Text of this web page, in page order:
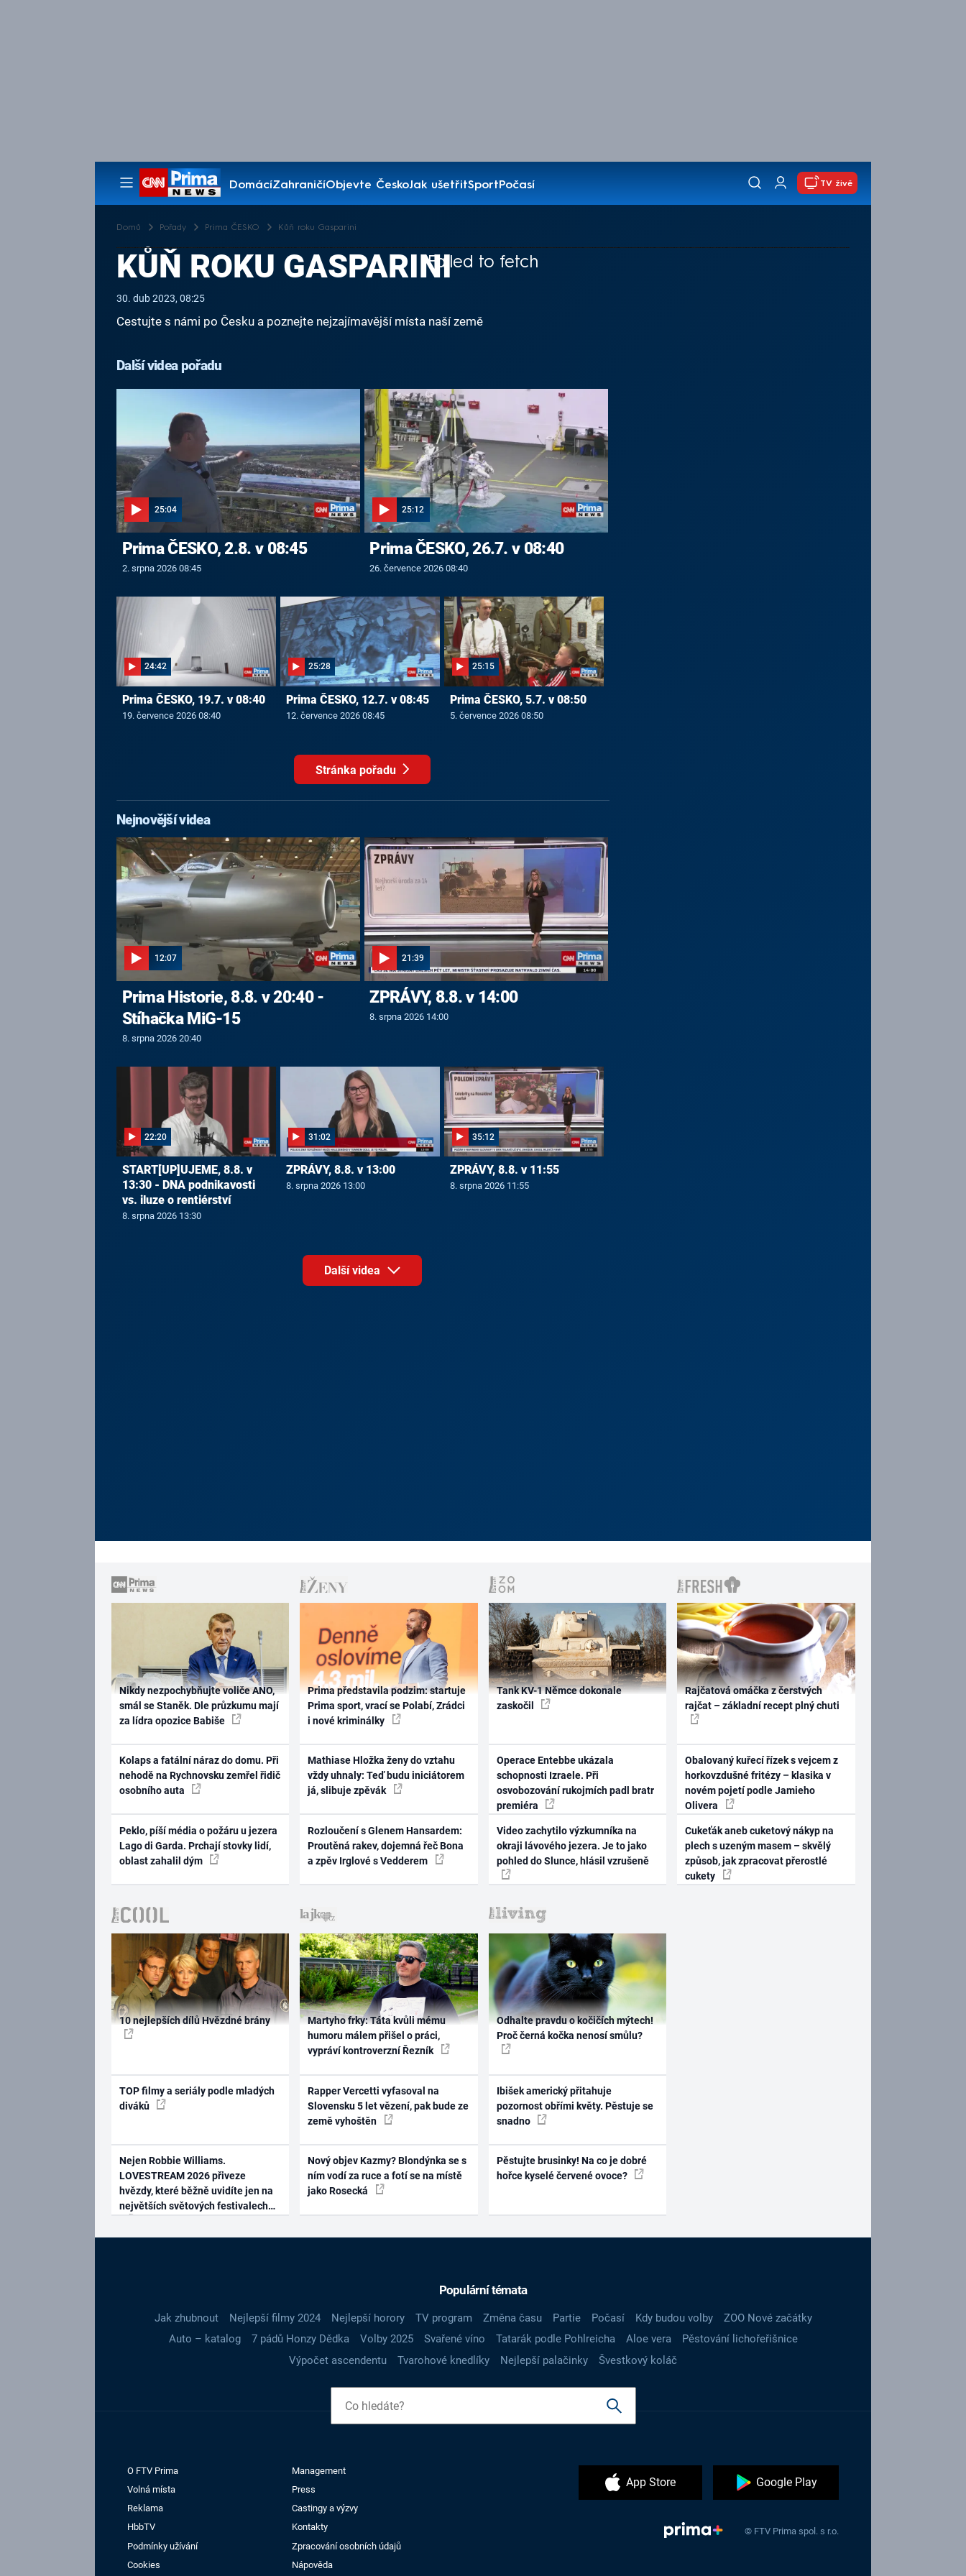
DomácíZahraničíObjevte ČeskoJak ušetřitSportPočasí
Pořady
TV živě
Domů Pořady Prima ČESKO Kůň roku Gasparini
Failed to fetch
KŮŇ ROKU GASPARINI
30. dub 2023, 08:25
Cestujte s námi po Česku a poznejte nejzajímavější místa naší země
Další videa pořadu
25:04
Prima ČESKO, 2.8. v 08:45
2. srpna 2026 08:45
25:12
Prima ČESKO, 26.7. v 08:40
26. července 2026 08:40
24:42
Prima ČESKO, 19.7. v 08:40
19. července 2026 08:40
25:28
Prima ČESKO, 12.7. v 08:45
12. července 2026 08:45
25:15
Prima ČESKO, 5.7. v 08:50
5. července 2026 08:50
Stránka pořadu
Nejnovější videa
12:07
Prima Historie, 8.8. v 20:40 -
Stíhačka MiG-15
8. srpna 2026 20:40
21:39
ZPRÁVY, 8.8. v 14:00
8. srpna 2026 14:00
22:20
START[UP]UJEME, 8.8. v
13:30 - DNA podnikavosti
vs. iluze o rentiérství
8. srpna 2026 13:30
31:02
ZPRÁVY, 8.8. v 13:00
8. srpna 2026 13:00
35:12
ZPRÁVY, 8.8. v 11:55
8. srpna 2026 11:55
Další videa
Nikdy nezpochybňujte voliče ANO,
smál se Staněk. Dle průzkumu mají
za lídra opozice Babiše
Kolaps a fatální náraz do domu. Při
nehodě na Rychnovsku zemřel řidič
osobního auta
Peklo, píší média o požáru u jezera
Lago di Garda. Prchají stovky lidí,
oblast zahalil dým
Prima představila podzim: startuje
Prima sport, vrací se Polabí, Zrádci
i nové kriminálky
Mathiase Hložka ženy do vztahu
vždy uhnaly: Teď budu iniciátorem
já, slibuje zpěvák
Rozloučení s Glenem Hansardem:
Proutěná rakev, dojemná řeč Bona
a zpěv Irglové s Vedderem
Tank KV-1 Němce dokonale
zaskočil
Operace Entebbe ukázala
schopnosti Izraele. Při
osvobozování rukojmích padl bratr
premiéra
Video zachytilo výzkumníka na
okraji lávového jezera. Je to jako
pohled do Slunce, hlásil vzrušeně
Rajčatová omáčka z čerstvých
rajčat – základní recept plný chuti
Obalovaný kuřecí řízek s vejcem z
horkovzdušné fritézy – klasika v
novém pojetí podle Jamieho
Olivera
Cukeťák aneb cuketový nákyp na
plech s uzeným masem – skvělý
způsob, jak zpracovat přerostlé
cukety
10 nejlepších dílů Hvězdné brány
TOP filmy a seriály podle mladých
diváků
Nejen Robbie Williams.
LOVESTREAM 2026 přiveze
hvězdy, které běžně uvidíte jen na
největších světových festivalech
Martyho frky: Táta kvůli mému
humoru málem přišel o práci,
vypráví kontroverzní Řezník
Rapper Vercetti vyfasoval na
Slovensku 5 let vězení, pak bude ze
země vyhoštěn
Nový objev Kazmy? Blondýnka se s
ním vodí za ruce a fotí se na místě
jako Rosecká
Odhalte pravdu o kočičích mýtech!
Proč černá kočka nenosí smůlu?
Ibišek americký přitahuje
pozornost obřími květy. Pěstuje se
snadno
Pěstujte brusinky! Na co je dobré
hořce kyselé červené ovoce?
Populární témata
Jak zhubnout Nejlepší filmy 2024 Nejlepší horory TV program Změna času Partie Počasí Kdy budou volby
ZOO Nové začátky
Auto – katalog
7 pádů Honzy Dědka Volby 2025 Svařené víno Tatarák podle Pohlreicha Aloe vera
Pěstování lichořeřišnice
Výpočet ascendentu
Tvarohové knedlíky Nejlepší palačinky Švestkový koláč
O FTV Prima
Management
Volná místa
Press
Reklama
Castingy a výzvy
HbbTV
Kontakty
Podmínky užívání
Zpracování osobních údajů
Cookies
Nápověda
App Store Google Play
© FTV Prima spol. s r.o.